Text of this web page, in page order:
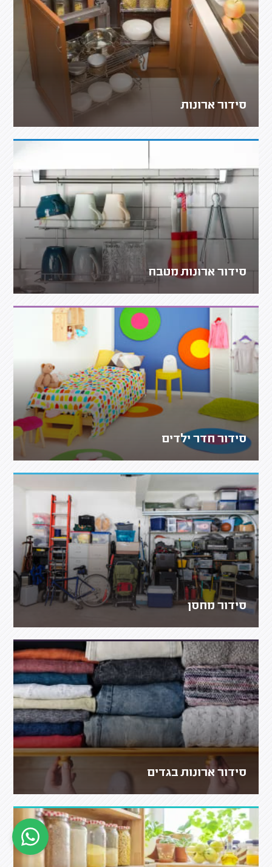
סידור ארונות
סידור ארונות מטבח
סידור חדר ילדים
סידור מחסן
סידור ארונות בגדים